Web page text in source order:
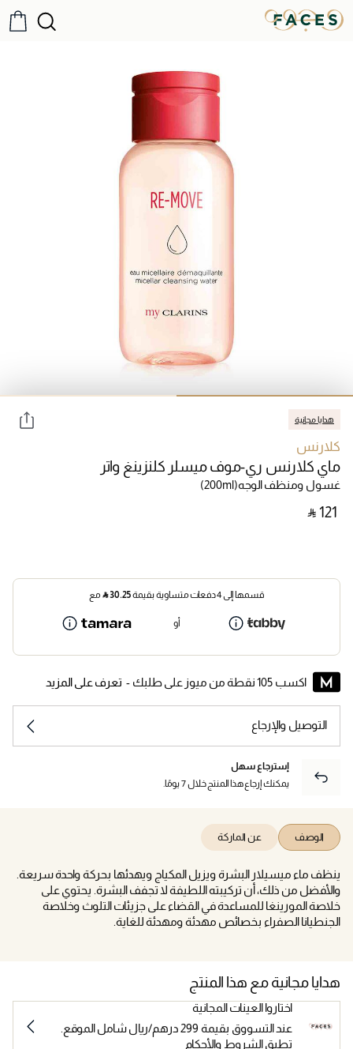
هدايا مجانية
كلارنس
ماي كلارنس ري-موف ميسلر كلنزينغ واتر
غسول ومنظف الوجه(200ml)
‎ ⃁ ⁦121⁩ ‎
قسمها إلى 4 دفعات متساوية بقيمة 30.25
⃁ مع
أو
اكسب 105 نقطة من ميوز على طلبك - تعرف على المزيد
التوصيل والإرجاع
إسترجاع سهل
يمكنك إرجاع هذا المنتج خلال 7 يومًا.
الوصف عن الماركة
ينظف ماء ميسيلار البشرة ويزيل المكياج ويهدئها بحركة واحدة سريعة.
والأفضل من ذلك، أن تركيبته اللطيفة لا تجفف البشرة. يحتوي على
خلاصة المورينغا للمساعدة في القضاء على جزيئات التلوث وخلاصة
الجنطيانا الصفراء بخصائص مهدئة ومهدئة للغاية.
هدايا مجانية مع هذا المنتج
اختاروا العينات المجانية
عند التسووق بقيمة 299 درهم/ريال شامل الموقع.
تطبق الشروط والأحكام